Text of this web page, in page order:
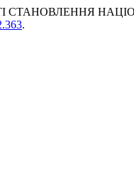
СТАНОВЛЕННЯ
.